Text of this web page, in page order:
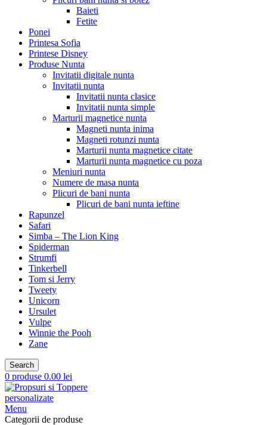
Baieti
Fetite
Ponei
Printesa Sofia
Printese Disney
Produse Nunta
Invitatii digitale nunta
Invitatii nunta
Invitatii nunta clasice
Invitatii nunta simple
Marturii magnetice nunta
Magneti nunta inima
Magneti rotunzi nunta
Marturii nunta magnetice citate
Marturii nunta magnetice cu poza
Meniuri nunta
Numere de masa nunta
Plicuri de bani nunta
Plicuri de bani nunta ieftine
Rapunzel
Safari
Simba – The Lion King
Spiderman
Strumfi
Tinkerbell
Tom si Jerry
Tweety
Unicorn
Ursulet
Vulpe
Winnie the Pooh
Zane
Search
0 produse 0.00 lei
Menu
Categorii de produse